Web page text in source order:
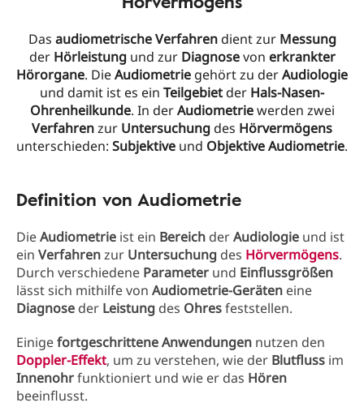
Das audiometrische Verfahrendient zur Messung
der Hörleistungund zur Diagnosevon erkrankter
Hörorgane. DieAudiometrie gehört zu derAudiologie
und damit ist es ein Teilgebietder Hals-Nasen-
Ohrenheilkunde. In derAudiometriewerden zwei
Verfahrenzur Untersuchungdes Hörvermögens
unterschieden: Subjektive und Objektive Audiometrie.
Definition von Audiometrie
DieAudiometrie ist ein Bereich derAudiologie und ist
ein Verfahrenzur Untersuchung des Hörvermögens.
Durch verschiedene Parameter und Einflussgrößen
lässt sich mithilfe von Audiometrie-Geräten eine
Diagnose der Leistung des Ohresfeststellen.
Einigefortgeschrittene Anwendungen nutzen den
Doppler-Effekt, um zu verstehen, wie der Blutfluss im
Innenohrfunktioniert und wie er das Hören
beeinflusst.